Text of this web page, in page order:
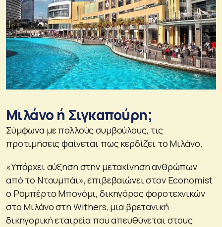
Μιλάνο ή Σιγκαπούρη;
Σύμφωνα με πολλούς συμβούλους, τις
προτιμήσεις φαίνεται πως κερδίζει το Μιλάνο.
«Υπάρχει αύξηση στην μετακίνηση ανθρώπων
από το Ντουμπάι», επιβεβαιώνει στον Economist
ο Ρομπέρτο ​​Μπονόμι, δικηγόρος φοροτεχνικών
στο Μιλάνο στη Withers, μια βρετανική
δικηγορική εταιρεία που απευθύνεται στους